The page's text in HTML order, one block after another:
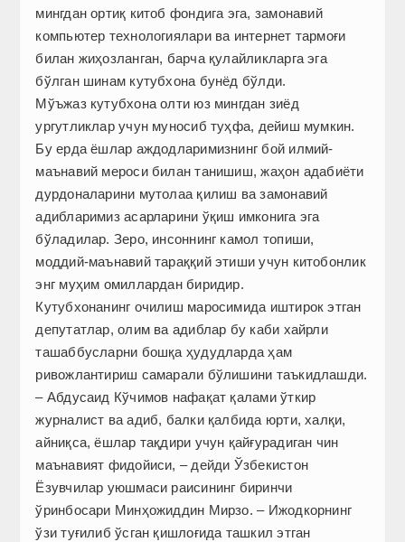
мингдан ортиқ китоб фондига эга, замонавий
компьютер технологиялари ва интернет тармоғи
билан жиҳозланган, барча қулайликларга эга
бўлган шинам кутубхона бунёд бўлди.
Мўъжаз кутубхона олти юз мингдан зиёд
ургутликлар учун муносиб туҳфа, дейиш мумкин.
Бу ерда ёшлар аждодларимизнинг бой илмий-
маънавий мероси билан танишиш, жаҳон адабиёти
дурдоналарини мутолаа қилиш ва замонавий
адибларимиз асарларини ўқиш имконига эга
бўладилар. Зеро, инсоннинг камол топиши,
моддий-маънавий тараққий этиши учун китобонлик
энг муҳим омиллардан биридир.
Кутубхонанинг очилиш маросимида иштирок этган
депутатлар, олим ва адиблар бу каби хайрли
ташаббусларни бошқа ҳудудларда ҳам
ривожлантириш самарали бўлишини таъкидлашди.
– Абдусаид Кўчимов нафақат қалами ўткир
журналист ва адиб, балки қалбида юрти, халқи,
айниқса, ёшлар тақдири учун қайғурадиган чин
маънавият фидойиси, – дейди Ўзбекистон
Ёзувчилар уюшмаси раисининг биринчи
ўринбосари Минҳожиддин Мирзо. – Ижодкорнинг
ўзи туғилиб ўсган қишлоғида ташкил этган